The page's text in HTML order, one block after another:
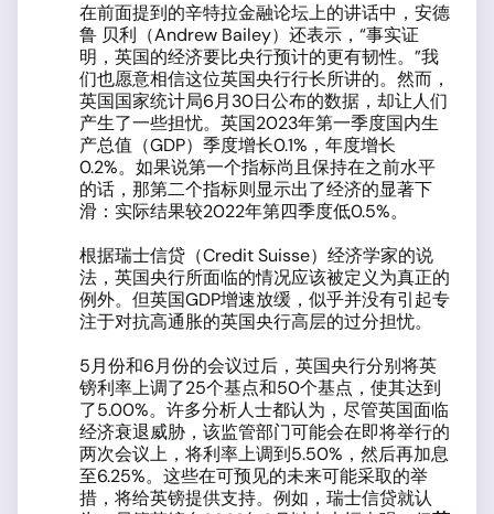
在前面提到的辛特拉金融论坛上的讲话中，安德
鲁 贝利（Andrew Bailey）还表示，“事实证
明，英国的经济要比央行预计的更有韧性。”我
们也愿意相信这位英国央行行长所讲的。然而，
英国国家统计局6月30日公布的数据，却让人们
产生了一些担忧。英国2023年第一季度国内生
产总值（GDP）季度增长0.1%，年度增长
0.2%。如果说第一个指标尚且保持在之前水平
的话，那第二个指标则显示出了经济的显著下
滑：实际结果较2022年第四季度低0.5%。
根据瑞士信贷（Credit Suisse）经济学家的说
法，英国央行所面临的情况应该被定义为真正的
例外。但英国GDP增速放缓，似乎并没有引起专
注于对抗高通胀的英国央行高层的过分担忧。
5月份和6月份的会议过后，英国央行分别将英
镑利率上调了25个基点和50个基点，使其达到
了5.00%。许多分析人士都认为，尽管英国面临
经济衰退威胁，该监管部门可能会在即将举行的
两次会议上，将利率上调到5.50%，然后再加息
至6.25%。这些在可预见的未来可能采取的举
措，将给英镑提供支持。例如，瑞士信贷就认